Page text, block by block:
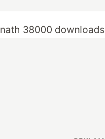
38000 downloads